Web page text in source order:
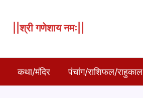
||श्री गणेशाय नमः||
कथा/मंदिर पंचांग/राशिफल/राहुकाल